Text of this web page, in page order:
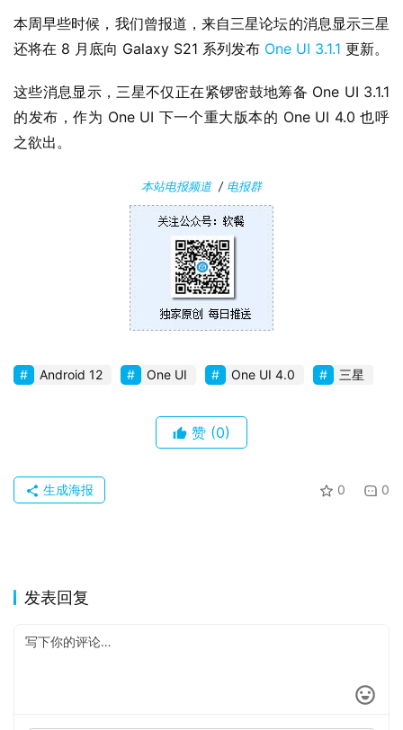
本周早些时候，我们曾报道，来自三星论坛的消息显示三星
还将在 8 月底向 Galaxy S21 系列发布 One UI 3.1.1 更新。
这些消息显示，三星不仅正在紧锣密鼓地筹备 One UI 3.1.1
的发布，作为 One UI 下一个重大版本的 One UI 4.0 也呼
之欲出。
本站电报频道/ 电报群
Android 12 One UI One UI 4.0 三星
赞 (0)
0 0
生成海报
发表回复